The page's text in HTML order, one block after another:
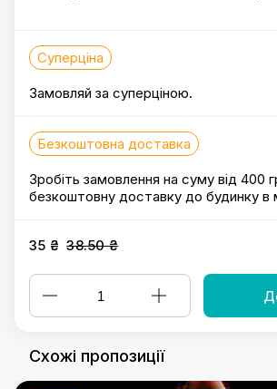
Суперціна
Замовляй за суперціною.
Безкоштовна доставка
Зробіть замовлення на суму від 400
безкоштовну доставку до будинку
35 ₴ 38.50 ₴
Схожі пропозиції